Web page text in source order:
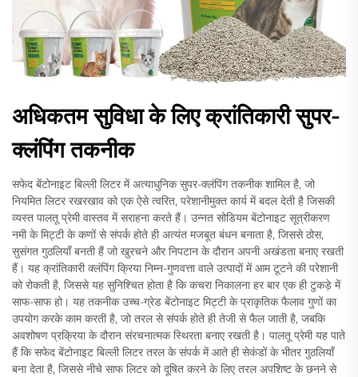
अधिकतम सुविधा के लिए क्रांतिकारी सुपर-
क्लंपिंग तकनीक
सफेद बेंटोनाइट बिल्ली लिटर में अत्याधुनिक सुपर-क्लंपिंग तकनीक शामिल है, जो
नियमित लिटर रखरखाव को एक ऐसे त्वरित, परेशानीमुक्त कार्य में बदल देती है जिसकी
व्यस्त पालतू प्रेमी वास्तव में सराहना करते हैं। उन्नत सोडियम बेंटोनाइट सूत्रीकरण
नमी के मिट्टी के कणों से संपर्क होते ही अत्यंत मजबूत बंधन बनाता है, जिससे ठोस,
सुसंगत गुठलियाँ बनती हैं जो खुरचने और निपटान के दौरान अपनी अखंडता बनाए रखती
हैं। यह क्रांतिकारी क्लंपिंग क्रिया निम्न-गुणवत्ता वाले उत्पादों में आम टूटने की परेशानी
को रोकती है, जिससे यह सुनिश्चित होता है कि कचरा निकालना हर बार एक ही टुकड़े में
साफ-साफ हो। यह तकनीक उच्च-ग्रेड बेंटोनाइट मिट्टी के प्राकृतिक फैलाव गुणों का
उपयोग करके काम करती है, जो तरल से संपर्क होते ही तेजी से फैल जाती है, जबकि
अवशोषण प्रक्रिया के दौरान संरचनात्मक स्थिरता बनाए रखती है। पालतू प्रेमी यह पाते
हैं कि सफेद बेंटोनाइट बिल्ली लिटर तरल के संपर्क में आते ही सेकंडों के भीतर गुठलियाँ
बना देता है, जिससे नीचे साफ लिटर को दूषित करने के लिए तरल अपशिष्ट के छनने से